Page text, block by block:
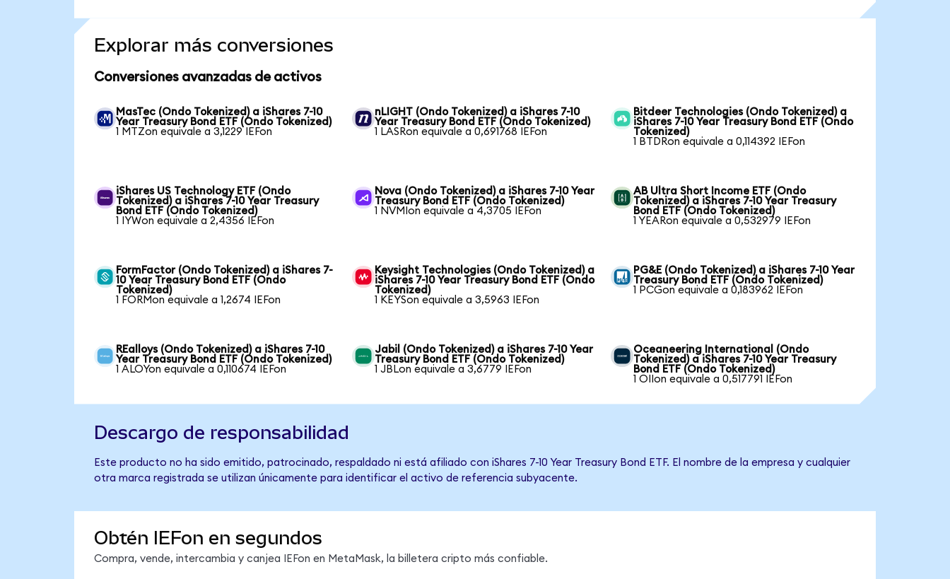
Explorar más conversiones
Conversiones avanzadas de activos
MasTec (Ondo Tokenized) a iShares 7-10
Year Treasury Bond ETF (Ondo Tokenized)
1 MTZon equivale a 3,1229 IEFon
nLIGHT (Ondo Tokenized) a iShares 7-10
Year Treasury Bond ETF (Ondo Tokenized)
1 LASRon equivale a 0,691768 IEFon
Bitdeer Technologies (Ondo Tokenized) a
iShares 7-10 Year Treasury Bond ETF (Ondo
Tokenized)
1 BTDRon equivale a 0,114392 IEFon
iShares US Technology ETF (Ondo
Tokenized) a iShares 7-10 Year Treasury
Bond ETF (Ondo Tokenized)
1 IYWon equivale a 2,4356 IEFon
Nova (Ondo Tokenized) a iShares 7-10 Year
Treasury Bond ETF (Ondo Tokenized)
1 NVMIon equivale a 4,3705 IEFon
AB Ultra Short Income ETF (Ondo
Tokenized) a iShares 7-10 Year Treasury
Bond ETF (Ondo Tokenized)
1 YEARon equivale a 0,532979 IEFon
FormFactor (Ondo Tokenized) a iShares 7-
10 Year Treasury Bond ETF (Ondo
Tokenized)
1 FORMon equivale a 1,2674 IEFon
Keysight Technologies (Ondo Tokenized) a
iShares 7-10 Year Treasury Bond ETF (Ondo
Tokenized)
1 KEYSon equivale a 3,5963 IEFon
PG&E (Ondo Tokenized) a iShares 7-10 Year
Treasury Bond ETF (Ondo Tokenized)
1 PCGon equivale a 0,183962 IEFon
REalloys (Ondo Tokenized) a iShares 7-10
Year Treasury Bond ETF (Ondo Tokenized)
1 ALOYon equivale a 0,110674 IEFon
Jabil (Ondo Tokenized) a iShares 7-10 Year
Treasury Bond ETF (Ondo Tokenized)
1 JBLon equivale a 3,6779 IEFon
Oceaneering International (Ondo
Tokenized) a iShares 7-10 Year Treasury
Bond ETF (Ondo Tokenized)
1 OIIon equivale a 0,517791 IEFon
Descargo de responsabilidad
Este producto no ha sido emitido, patrocinado, respaldado ni está afiliado con iShares 7-10 Year Treasury Bond ETF. El nombre de la empresa y cualquier
otra marca registrada se utilizan únicamente para identificar el activo de referencia subyacente.
Obtén IEFon en segundos
Compra, vende, intercambia y canjea IEFon en MetaMask, la billetera cripto más confiable.